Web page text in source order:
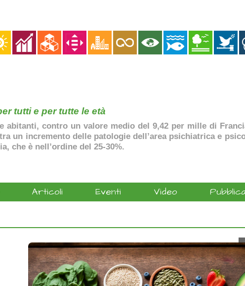
tutti e per tutte le età
contro un valore medio del 9,42 per mille di
un incremento delle patologie dell’area psichiatrica e
che è nell’ordine del 25-30%.
Articoli Eventi Video